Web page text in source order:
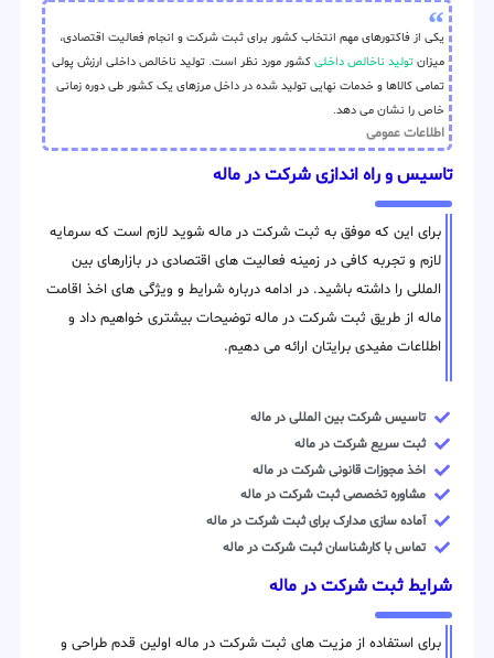
یکی از فاکتورهای مهم انتخاب کشور برای ثبت شرکت و انجام فعالیت اقتصادی،
میزان تولید ناخالص داخلی کشور مورد نظر است. تولید ناخالص داخلی ارزش پولی
تمامی کالاها و خدمات نهایی تولید شده در داخل مرزهای یک کشور طی دوره زمانی
خاص را نشان می دهد.
اطلاعات عمومی
تاسیس و راه اندازی شرکت در ماله
برای این که موفق به ثبت شرکت در ماله شوید لازم است که سرمایه
لازم و تجربه کافی در زمینه فعالیت های اقتصادی در بازارهای بین
المللی را داشته باشید. در ادامه درباره شرایط و ویژگی های اخذ اقامت
ماله از طریق ثبت شرکت در ماله توضیحات بیشتری خواهیم داد و
اطلاعات مفیدی برایتان ارائه می دهیم.
تاسیس شرکت بین المللی در ماله
ثبت سریع شرکت در ماله
اخذ مجوزات قانونی شرکت در ماله
مشاوره تخصصی ثبت شرکت در ماله
آماده سازی مدارک برای ثبت شرکت در ماله
تماس با کارشناسان ثبت شرکت در ماله
شرایط ثبت شرکت در ماله
برای استفاده از مزیت های ثبت شرکت در ماله اولین قدم طراحی و